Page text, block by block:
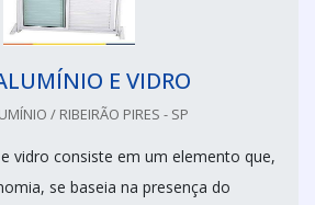
E VIDRO
/ RIBEIRÃO PIRES - SP
vidro consiste em um elemento que,
se baseia na presença do